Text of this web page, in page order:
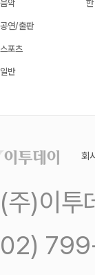
음악
공연/출판
스포츠
일반
한
회
(주)이투
02)